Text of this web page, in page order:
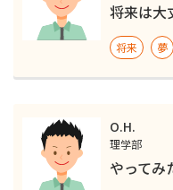
将来は大
将来 夢
O.H.
理学部
やってみ